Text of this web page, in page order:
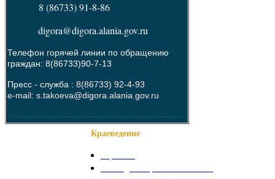
8 (86733) 91-8-86
digora@digora.alania.gov.ru
Телефон горячей линии по обращению
граждан: 8(86733)90-7-13
Пресс - служба : 8(86733) 92-4-93
e-mail: s.takoeva@digora.alania.gov.ru
--------------------------------------------------------
Краеведение